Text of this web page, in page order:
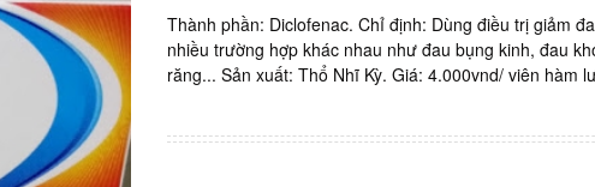
Thành phần: Diclofenac. Chỉ định: Dùng điều trị giảm
nhiều trường hợp khác nhau như đau bụng kinh, đau
răng... Sản xuất: Thổ Nhĩ Kỳ. Giá: 4.000vnd/ viên hàm
tiêm 1 tháng 1 lần CABENUVA đã được FDA phê duyệt